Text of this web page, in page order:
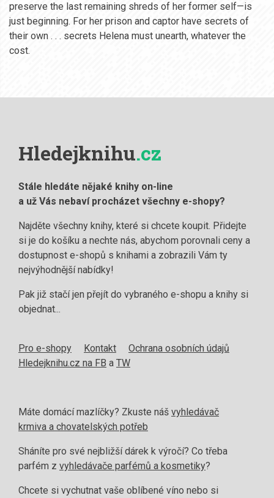
preserve the last remaining shreds of her former self—is
just beginning. For her prison and captor have secrets of
their own . . . secrets Helena must unearth, whatever the
cost.
Hledejknihu.cz
Stále hledáte nějaké knihy on-line
a už Vás nebaví procházet všechny e-shopy?
Najděte všechny knihy, které si chcete koupit. Přidejte
si je do košíku a nechte nás, abychom porovnali ceny a
dostupnost e-shopů s knihami a zobrazili Vám ty
nejvýhodnější nabídky!
Pak již stačí jen přejít do vybraného e-shopu a knihy si
objednat...
Pro e-shopy Kontakt
Ochrana osobních údajů
Hledejknihu.cz na FB a TW
Máte domácí mazlíčky? Zkuste náš vyhledávač
krmiva a chovatelských potřeb
Sháníte pro své nejbližší dárek k výročí? Co třeba
parfém z vyhledávače parfémů a kosmetiky?
Chcete si vychutnat vaše oblíbené víno nebo si